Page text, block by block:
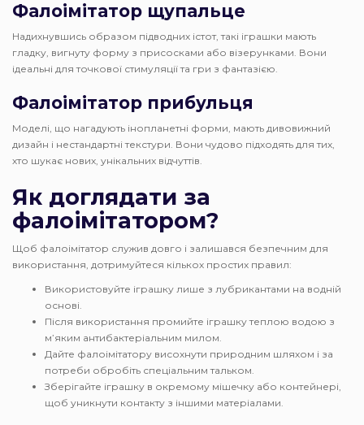
Фалоімітатор щупальце
Надихнувшись образом підводних істот, такі іграшки мають
гладку, вигнуту форму з присосками або візерунками. Вони
ідеальні для точкової стимуляції та гри з фантазією.
Фалоімітатор прибульця
Моделі, що нагадують інопланетні форми, мають дивовижний
дизайн і нестандартні текстури. Вони чудово підходять для тих,
хто шукає нових, унікальних відчуттів.
Як доглядати за
фалоімітатором?
Щоб фалоімітатор служив довго і залишався безпечним для
використання, дотримуйтеся кількох простих правил:
Використовуйте іграшку лише з лубрикантами на водній
основі.
Після використання промийте іграшку теплою водою з
м’яким антибактеріальним милом.
Дайте фалоімітатору висохнути природним шляхом і за
потреби обробіть спеціальним тальком.
Зберігайте іграшку в окремому мішечку або контейнері,
щоб уникнути контакту з іншими матеріалами.